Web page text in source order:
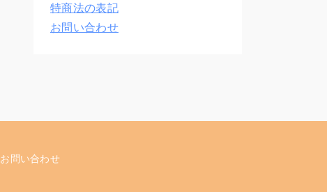
特商法の表記
お問い合わせ
お問い合わせ